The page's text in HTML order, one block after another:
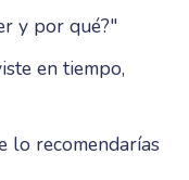
y por qué?"
en tiempo,
lo recomendarías